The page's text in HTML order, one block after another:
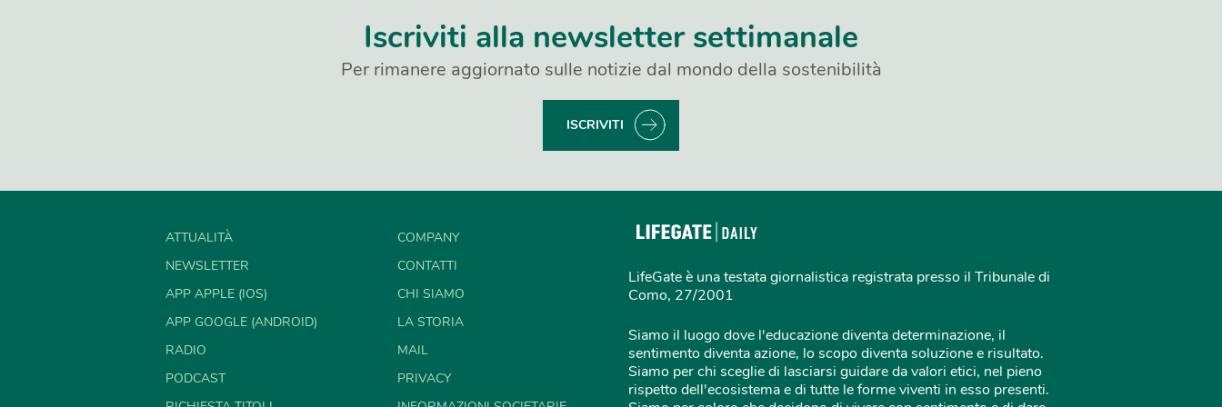
Iscriviti alla newsletter settimanale
Per rimanere aggiornato sulle notizie dal mondo della sostenibilità
ISCRIVITI
ATTUALITÀ
NEWSLETTER
APP APPLE (IOS)
APP GOOGLE (ANDROID)
RADIO
PODCAST
COMPANY
CONTATTI
CHI SIAMO
LA STORIA
MAIL
PRIVACY
LifeGate è una testata giornalistica registrata presso il Tribunale di
Como, 27/2001
Siamo il luogo dove l'educazione diventa determinazione, il
sentimento diventa azione, lo scopo diventa soluzione e risultato.
Siamo per chi sceglie di lasciarsi guidare da valori etici, nel pieno
rispetto dell'ecosistema e di tutte le forme viventi in esso presenti.